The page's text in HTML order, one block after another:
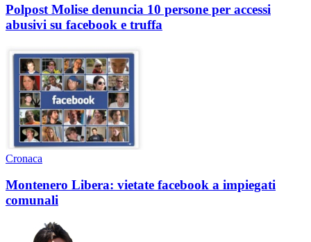
Polpost Molise denuncia 10 persone per accessi
abusivi su facebook e truffa
Cronaca
Montenero Libera: vietate facebook a impiegati
comunali